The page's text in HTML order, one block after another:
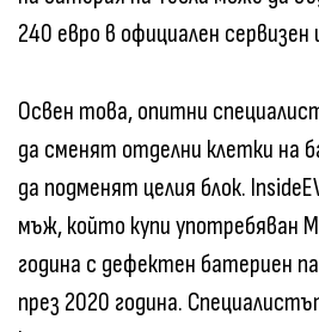
240 евро в официален
Освен това, опитни
да сменят отделни клетки на
да подменят целия блок.
мъж, който купи употребяван
година с дефектен батериен
през 2020 година.